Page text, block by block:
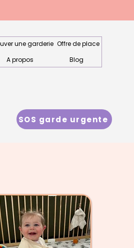
une garderie Offre de place
A propos Blog
SOS garde urgente